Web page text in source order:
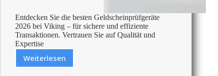
Entdecken Sie die besten Geldscheinprüfgeräte
2026 bei Viking – für sichere und effiziente
Transaktionen. Vertrauen Sie auf Qualität und
Expertise
Weiterlesen
Die